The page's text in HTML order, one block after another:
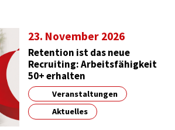
23. November 2026
Retention ist das neue
Recruiting: Arbeitsfähigkeit
50+ erhalten
Veranstaltungen
Aktuelles